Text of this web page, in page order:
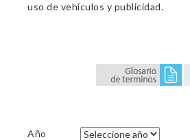
uso de vehículos y publicidad.
Año